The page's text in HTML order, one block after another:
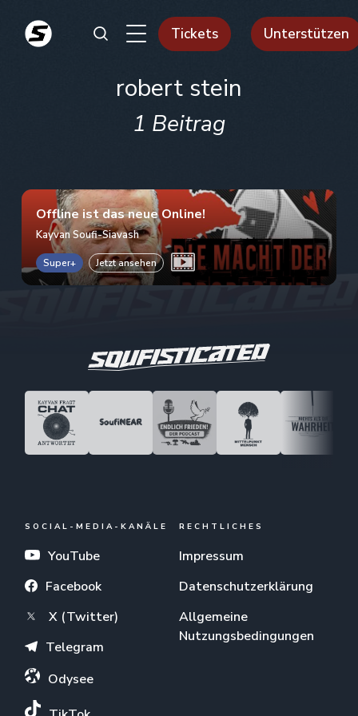
Tickets Unterstützen
robert stein
1 Beitrag
Offline ist das neue Online!
Kayvan Soufi-Siavash
Super+ Jetzt ansehen
SOCIAL-MEDIA-KANÄLE
YouTube
Facebook
X (Twitter)
Telegram
Odysee
RECHTLICHES
Impressum
Datenschutzerklärung
Allgemeine
Nutzungsbedingungen